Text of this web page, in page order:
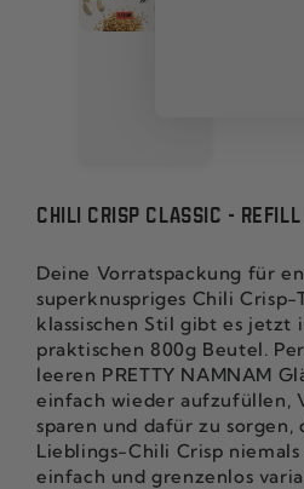
CHILI CRISP CLASSIC -
Deine Vorratspackung für
superknuspriges Chili Crisp-
klassischen Stil gibt es jetzt
praktischen 800g Beutel.
leeren PRETTY NAMNAM
einfach wieder aufzufüllen,
sparen und dafür zu sorgen,
Lieblings-Chili Crisp niemals
einfach und grenzenlos